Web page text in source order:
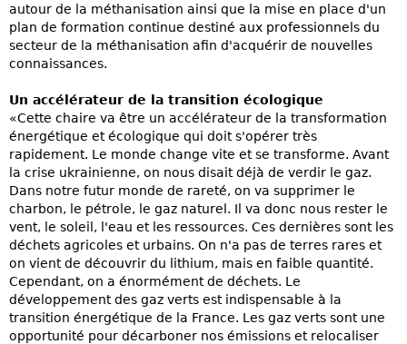
autour de la méthanisation ainsi que la mise en place d'un
plan de formation continue destiné aux professionnels du
secteur de la méthanisation afin d'acquérir de nouvelles
connaissances.
Un accélérateur de la transition écologique
«Cette chaire va être un accélérateur de la transformation
énergétique et écologique qui doit s'opérer très
rapidement. Le monde change vite et se transforme. Avant
la crise ukrainienne, on nous disait déjà de verdir le gaz.
Dans notre futur monde de rareté, on va supprimer le
charbon, le pétrole, le gaz naturel. Il va donc nous rester le
vent, le soleil, l'eau et les ressources. Ces dernières sont les
déchets agricoles et urbains. On n'a pas de terres rares et
on vient de découvrir du lithium, mais en faible quantité.
Cependant, on a énormément de déchets. Le
développement des gaz verts est indispensable à la
transition énergétique de la France. Les gaz verts sont une
opportunité pour décarboner nos émissions et relocaliser